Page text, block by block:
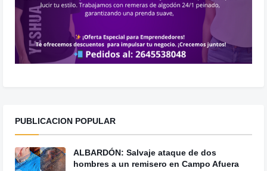
PUBLICACION POPULAR
ALBARDÓN: Salvaje ataque de dos
hombres a un remisero en Campo Afuera